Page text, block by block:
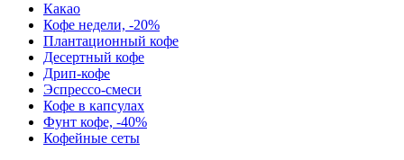
Какао
Кофе недели, -20%
Плантационный кофе
Десертный кофе
Дрип-кофе
Эспрессо-смеси
Кофе в капсулах
Фунт кофе, -40%
Кофейные сеты